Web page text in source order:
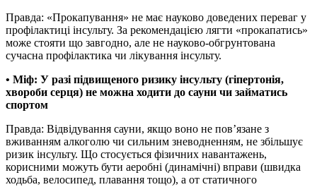
Правда: «Прокапування» не має науково доведених переваг у
профілактиці інсульту. За рекомендацією лягти «прокапатись»
може стояти що завгодно, але не науково-обгрунтована
сучасна профілактика чи лікування інсульту.
• Міф: У разі підвищеного ризику інсульту (гіпертонія,
хвороби серця) не можна ходити до сауни чи займатись
спортом
Правда: Відвідування сауни, якщо воно не пов’язане з
вживанням алкоголю чи сильним зневодненням, не збільшує
ризик інсульту. Що стосується фізичних навантажень,
корисними можуть бути аеробні (динамічні) вправи (швидка
ходьба, велосипед, плавання тощо), а от статичного